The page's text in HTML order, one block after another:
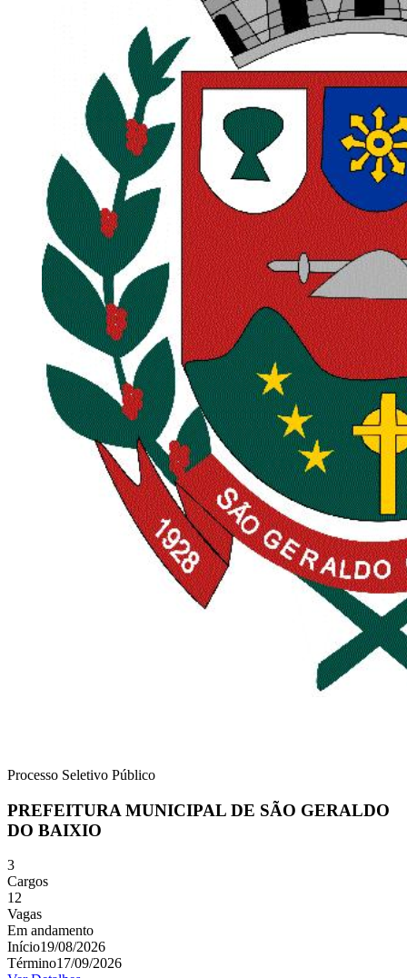
Processo Seletivo Público
PREFEITURA MUNICIPAL DE SÃO GERALDO
DO BAIXIO
3
Cargos
12
Vagas
Em andamento
Início19/08/2026
Término17/09/2026